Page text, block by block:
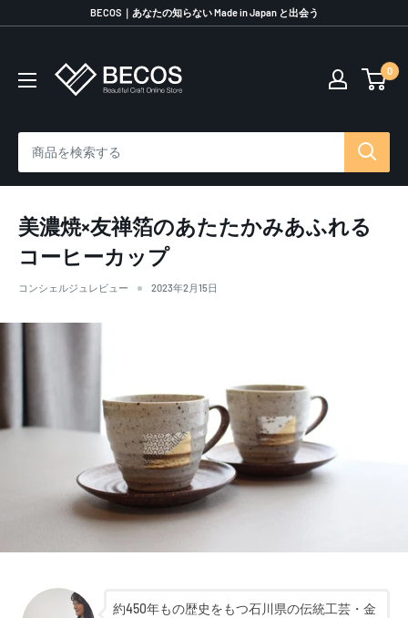
ッ
BECOS｜あなたの知らない Made in Japan と出会う
伝
品
BECOS
0
美濃焼×友禅箔のあたたかみあふれる
コーヒーカップ
コンシェルジュレビュー 2023年2月15日
約450年もの歴史をもつ石川県の伝統工芸・金